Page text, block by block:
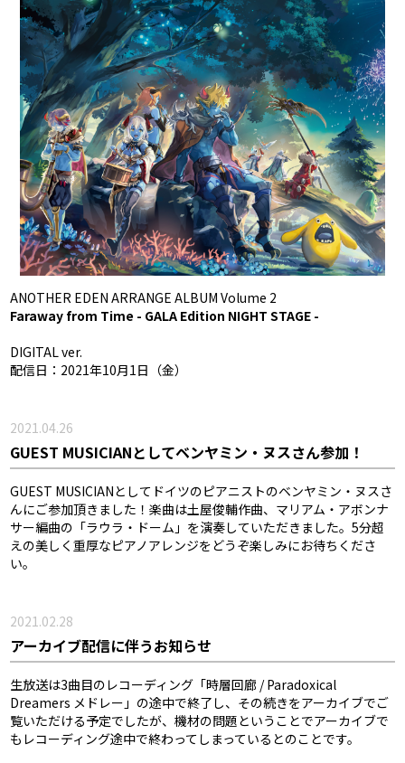
ANOTHER EDEN ARRANGE ALBUM Volume 2
Faraway from Time - GALA Edition NIGHT STAGE -
DIGITAL ver.
配信日：2021年10月1日（金）
2021.04.26
GUEST MUSICIANとしてベンヤミン・ヌスさん参加！
GUEST MUSICIANとしてドイツのピアニストのベンヤミン・ヌスさ
んにご参加頂きました！楽曲は土屋俊輔作曲、マリアム・アボンナ
サー編曲の「ラウラ・ドーム」を演奏していただきました。5分超
えの美しく重厚なピアノアレンジをどうぞ楽しみにお待ちくださ
い。
2021.02.28
アーカイブ配信に伴うお知らせ
生放送は3曲目のレコーディング「時層回廊 / Paradoxical
Dreamers メドレー」の途中で終了し、その続きをアーカイブでご
覧いただける予定でしたが、機材の問題ということでアーカイブで
もレコーディング途中で終わってしまっているとのことです。